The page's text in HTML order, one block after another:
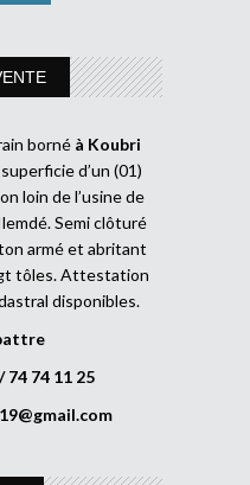
borné à Koubri
d’un (01)
loin de l’usine de
Semi clôturé
armé et abritant
tôles. Attestation
disponibles.
74 74 11 25